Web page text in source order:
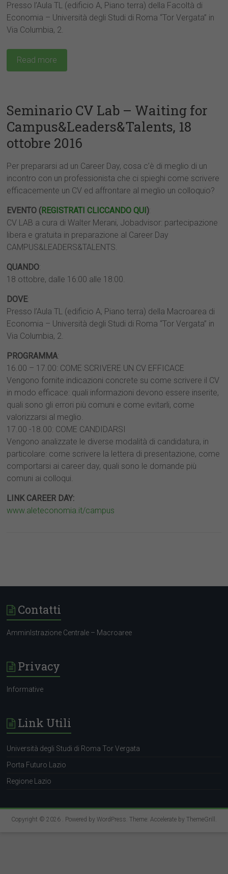
Presso l’Aula TL (edificio A, Piano terra) della Facoltà di
Economia – Università degli Studi di Roma “Tor Vergata” in
Via Columbia, 2.
Read more
Seminario CV Lab – Waiting for
Campus&Leaders&Talents, 18
ottobre 2016
Per prepararsi ad un Career Day, cosa c’è di meglio di un
incontro con un professionista che ci spieghi come scrivere
efficacemente un CV ed affrontare al meglio un colloquio?
EVENTO ( REGISTRATI CLICCANDO QUI ):
CV LAB a cura di Walter Merani, Jobadvisor: partecipazione
libera e gratuita in preparazione al Career Day
CAMPUS&LEADERS&TALENTS.
QUANDO:
18 ottobre, dalle 16:00 alle 18:00.
DOVE:
Presso l’Aula TL (edificio A, Piano terra) della Macroarea di
Economia – Università degli Studi di Roma “Tor Vergata” in
Via Columbia, 2.
PROGRAMMA:
16.00 – 17.00: COME SCRIVERE UN CV EFFICACE
Vengono fornite indicazioni concrete su come scrivere il CV
in modo efficace: quali informazioni devono essere inserite,
quali sono gli errori più comuni e come evitarli, come
valorizzarsi al meglio.
17.00 -18.00: COME CANDIDARSI
Vengono analizzate le diverse modalità di candidatura, in
particolare: come scrivere la lettera di presentazione, come
comportarsi ai career day, quali sono le domande più
comuni ai colloqui.
LINK CAREER DAY:
www.aleteconomia.it/campus
Contatti
AmminIstrazione Centrale – Macroaree
Privacy
Informative
Link Utili
Università degli Studi di Roma Tor Vergata
Porta Futuro Lazio
Regione Lazio
Copyright © 2026 . Powered by WordPress. Theme: Accelerate by ThemeGrill .